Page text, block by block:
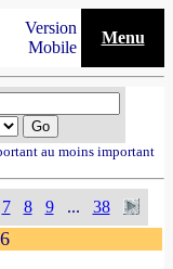
Version
Mobile
Menu
au moins important
7 8 9 ... 38